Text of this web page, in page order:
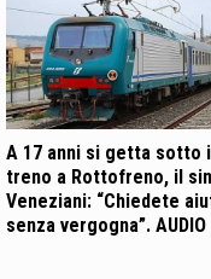
A 17 anni si getta sotto il
treno a Rottofreno, il
Veneziani: “Chiedete
senza vergogna”. AUDIO